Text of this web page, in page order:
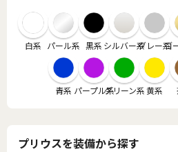
白系 パール系 黒系 シルバー系グレー系
ゴ
青系 パープル系グリーン系黄系
プリウスを装備から探す